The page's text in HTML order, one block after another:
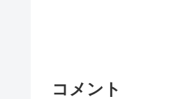
コメント